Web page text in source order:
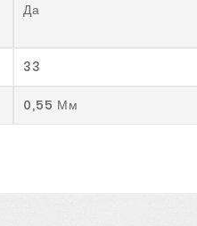
Да
33
0,55 Мм